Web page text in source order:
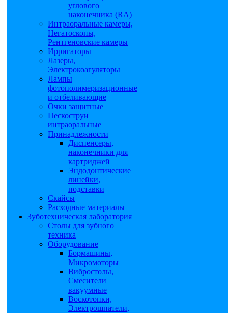
углового
наконечника (RA)
Интраоральные камеры,
Негатоскопы,
Рентгеновские камеры
Ирригаторы
Лазеры,
Электрокоагуляторы
Лампы
фотополимеризационные
и отбеливающие
Очки защитные
Пескоструи
интраоральные
Принадлежности
Диспенсеры,
наконечники для
картриджей
Эндодонтические
линейки,
подставки
Скайсы
Расходные материалы
Зуботехническая лаборатория
Столы для зубного
техника
Оборудование
Бормашины,
Микромоторы
Вибростолы,
Смесители
вакуумные
Воскотопки,
Электрошпатели,